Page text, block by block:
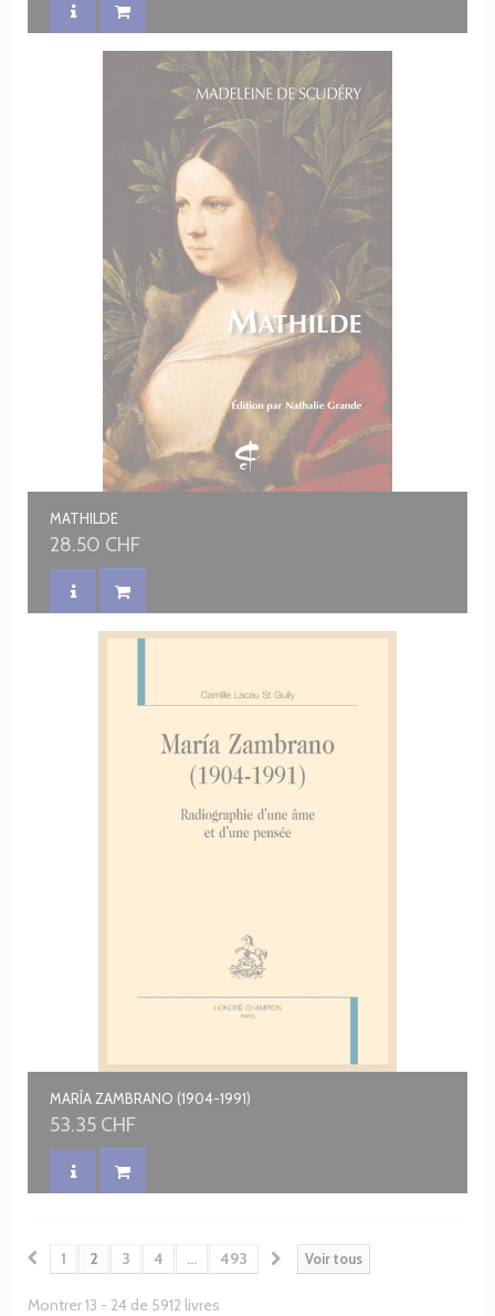
MATHILDE
28.50 CHF
MARÍA ZAMBRANO (1904-1991)
53.35 CHF
Voir tous
1 2 3 4 ... 493
Montrer 13 - 24 de 5912 livres